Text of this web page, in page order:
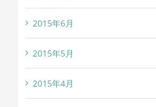
2015年6月
2015年5月
2015年4月